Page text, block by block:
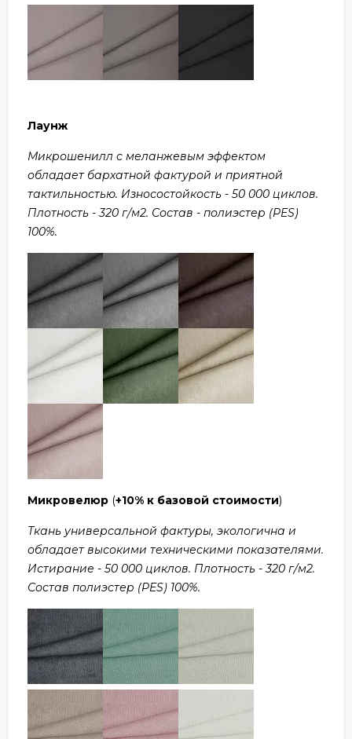
Лаунж
Микрошенилл с меланжевым эффектом
обладает бархатной фактурой и приятной
тактильностью. Износостойкость - 50 000 циклов.
Плотность - 320 г/м2. Состав - полиэстер (PES)
100%.
Микровелюр (+10% к базовой стоимости)
Ткань универсальной фактуры, экологична и
обладает высокими техническими показателями.
Истирание - 50 000 циклов. Плотность - 320 г/м2.
Состав полиэстер (PES) 100%.